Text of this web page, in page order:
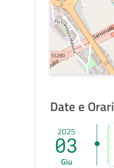
Date e Orari
2025
03
Giu